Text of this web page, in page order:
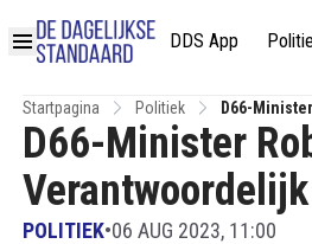
DDS App
Startpagina Politiek D66-
D66-Minister
POLITIEK•06 AUG 2023, 11:00